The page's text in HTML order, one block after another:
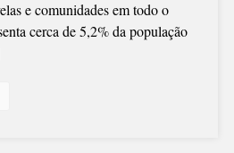
MAIS
UM
e comunidades em todo o
cerca de 5,2% da população